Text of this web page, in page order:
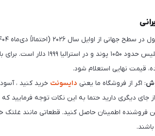
بازارهای بین‌المللی مانند انگلیس
قیمت نهایی استعلام شود.
: اگر از فروشگاه ما یعنی دایسونت خرید کنید ،
دیگری دارید حتما به این نکات توجه فرمایید که
اطمینان حاصل کنید. قطعاتی مانند